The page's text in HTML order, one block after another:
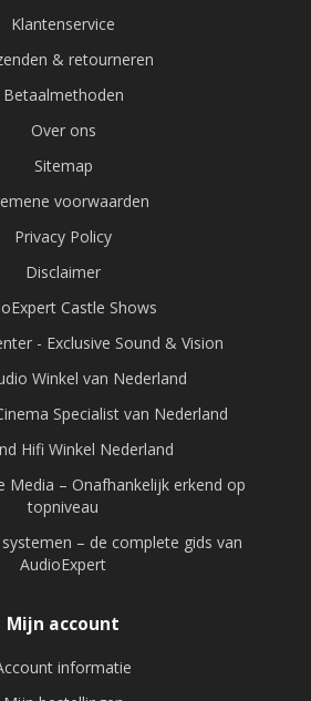
Klantenservice
& retourneren
Betaalmethoden
Over ons
Sitemap
voorwaarden
Privacy Policy
Disclaimer
Castle Shows
- Exclusive Sound & Vision
Winkel van Nederland
Specialist van Nederland
Hifi Winkel Nederland
Media – Onafhankelijk erkend op
topniveau
– de complete gids van
AudioExpert
Mijn account
informatie